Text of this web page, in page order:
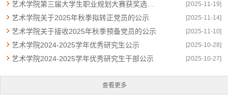
[2025-11-19]
艺术学院关于2025年秋季拟转正党员的公示 [2025-11-14]
艺术学院关于接收2025年秋季预备党员的公示 [2025-11-10]
艺术学院2024-2025学年优秀研究生公示 [2025-10-28]
艺术学院2024-2025学年优秀研究生干部公示 [2025-10-27]
查看更多